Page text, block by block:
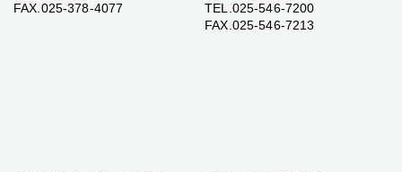
FAX.025-378-4077
TEL.025-546-7200
FAX.025-546-7213